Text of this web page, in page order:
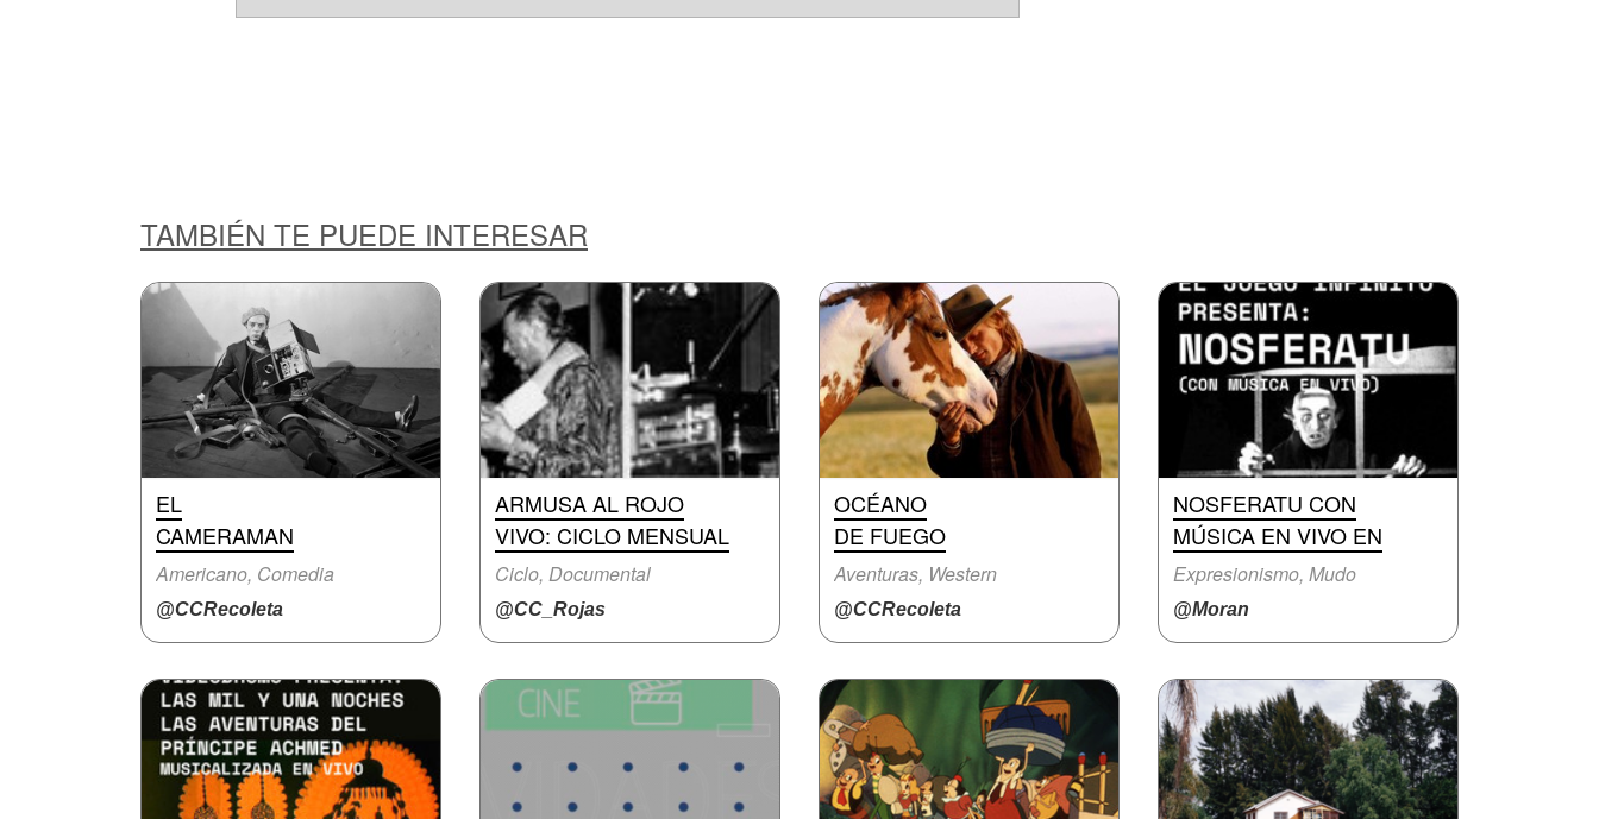
TAMBIÉN TE PUEDE INTERESAR
EL
CAMERAMAN
Americano, Comedia
@CCRecoleta
ARMUSA AL ROJO
VIVO: CICLO MENSUAL
Ciclo, Documental
@CC_Rojas
OCÉANO
DE FUEGO
Aventuras, Western
@CCRecoleta
NOSFERATU CON
MÚSICA EN VIVO EN
Expresionismo, Mudo
@Moran